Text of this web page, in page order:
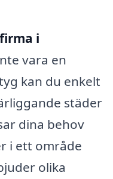
i
vara en
kan du enkelt
städer
dina behov
i ett område
olika